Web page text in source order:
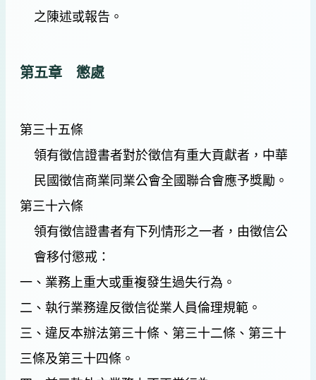
之陳述或報告。
第五章 懲處
第三十五條
領有徵信證書者對於徵信有重大貢獻者，中華
民國徵信商業同業公會全國聯合會應予獎勵。
第三十六條
領有徵信證書者有下列情形之一者，由徵信公
會移付懲戒：
一、業務上重大或重複發生過失行為。
二、執行業務違反徵信從業人員倫理規範。
三、違反本辦法第三十條、第三十二條、第三十
三條及第三十四條。